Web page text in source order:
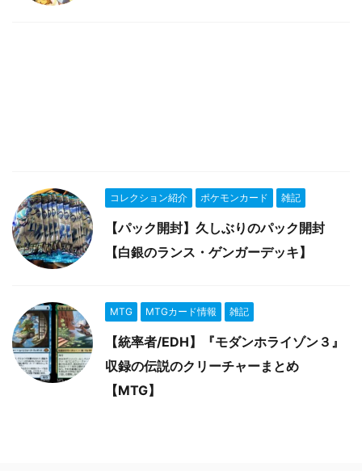
コレクション紹介 ポケモンカード 雑記
【パック開封】久しぶりのパック開封
【白銀のランス・ゲンガーデッキ】
MTG MTGカード情報 雑記
【統率者/EDH】『モダンホライゾン３』
収録の伝説のクリーチャーまとめ
【MTG】